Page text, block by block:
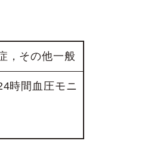
，その他一般
時間血圧モニ